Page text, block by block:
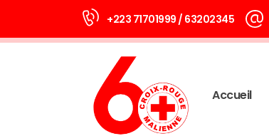
+223 71701999 / 63202345
Accueil